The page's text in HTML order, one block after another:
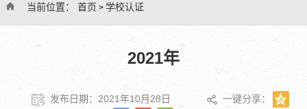
当前位置： 首页 > 学校认证
2021年
发布日期：2021年10月28日 一键分享：